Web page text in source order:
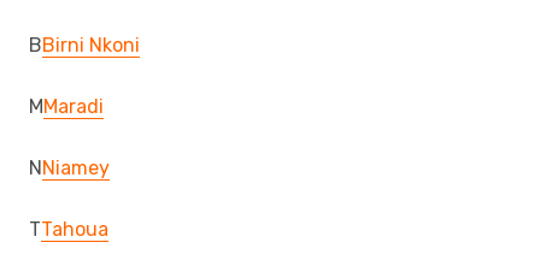
BBirni Nkoni
MMaradi
NNiamey
TTahoua